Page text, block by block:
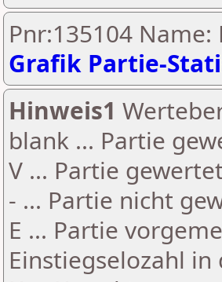
Pnr:135104
Grafik Partie-
Hinweis1
blank ... Partie
V ... Partie
- ... Partie nicht
E ... Partie
Einstiegselozahl